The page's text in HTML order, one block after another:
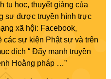
tu học, thuyết giảng của
sư được truyền hình trực
xã hội: Facebook,
các sự kiện Phật sự và trên
đích “ Đẩy mạnh truyền
Hoằng pháp …”